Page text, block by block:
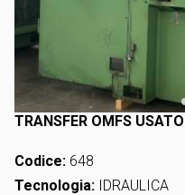
TRANSFER OMFS
Codice: 648
Tecnologia: IDRAULICA